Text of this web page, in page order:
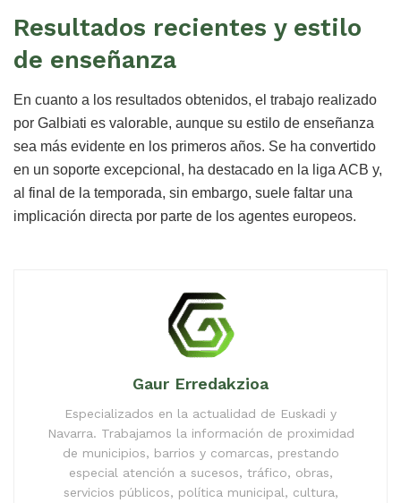
Resultados recientes y estilo
de enseñanza
En cuanto a los resultados obtenidos, el trabajo realizado
por Galbiati es valorable, aunque su estilo de enseñanza
sea más evidente en los primeros años. Se ha convertido
en un soporte excepcional, ha destacado en la liga ACB y,
al final de la temporada, sin embargo, suele faltar una
implicación directa por parte de los agentes europeos.
Gaur Erredakzioa
Especializados en la actualidad de Euskadi y
Navarra. Trabajamos la información de proximidad
de municipios, barrios y comarcas, prestando
especial atención a sucesos, tráfico, obras,
servicios públicos, política municipal, cultura,